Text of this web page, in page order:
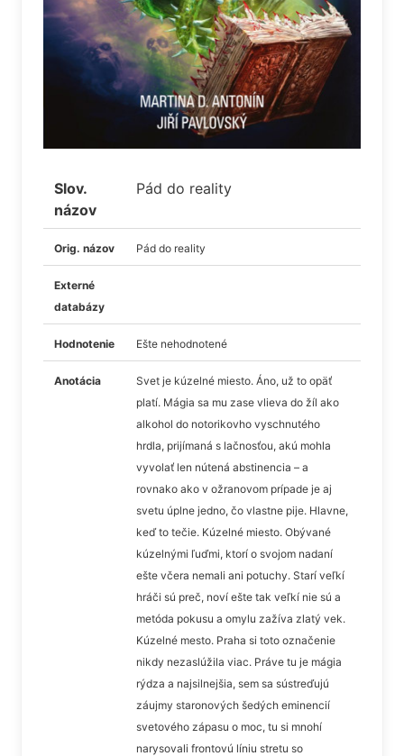
Slov.
názov
Pád do reality
Orig. názov Pád do reality
Externé
databázy
Hodnotenie Ešte nehodnotené
Anotácia
Svet je kúzelné miesto. Áno, už to opäť
platí. Mágia sa mu zase vlieva do žíl ako
alkohol do notorikovho vyschnutého
hrdla, prijímaná s lačnosťou, akú mohla
vyvolať len nútená abstinencia – a
rovnako ako v ožranovom prípade je aj
svetu úplne jedno, čo vlastne pije. Hlavne,
keď to tečie. Kúzelné miesto. Obývané
kúzelnými ľuďmi, ktorí o svojom nadaní
ešte včera nemali ani potuchy. Starí veľkí
hráči sú preč, noví ešte tak veľkí nie sú a
metóda pokusu a omylu zažíva zlatý vek.
Kúzelné mesto. Praha si toto označenie
nikdy nezaslúžila viac. Práve tu je mágia
rýdza a najsilnejšia, sem sa sústreďujú
záujmy staronových šedých eminencií
svetového zápasu o moc, tu si mnohí
narysovali frontovú líniu stretu so